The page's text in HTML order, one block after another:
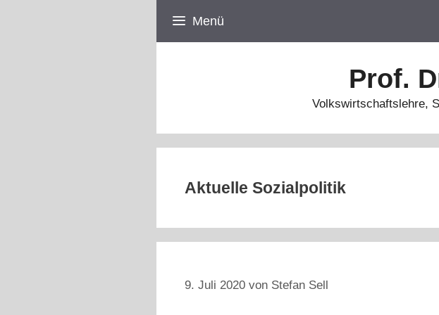
Menü
Prof.
Volkswirtschaftslehre,
Aktuelle Sozialpolitik
9. Juli 2020 von Stefan Sell